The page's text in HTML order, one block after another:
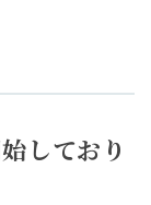
しており